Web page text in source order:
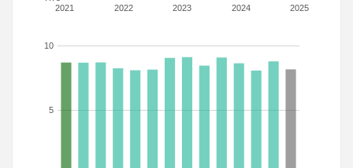
2021 2022 2023 2024 2025
5
10